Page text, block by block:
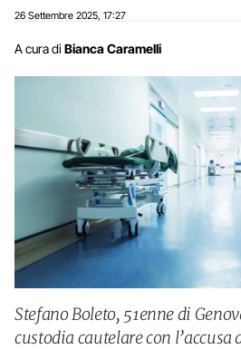
26 Settembre 2025 17:27
A cura di Bianca Caramelli
Stefano Boleto, 51enne di
custodia cautelare con l’accusa